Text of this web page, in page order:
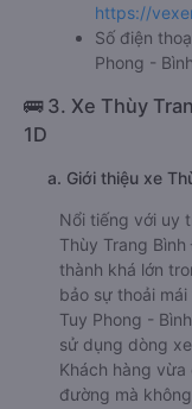
https://
Số điện
Phong -
🚌 3. Xe Thùy
1D
a. Giới thiệu xe
Nổi tiếng với uy
Thùy Trang
thành khá lớn
bảo sự thoải
Tuy Phong -
sử dụng dòng
Khách hàng
đường mà